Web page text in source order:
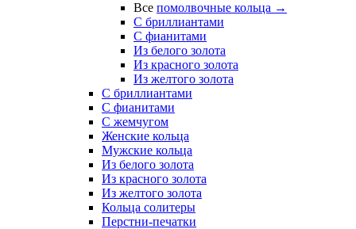
Все помолвочные кольца →
С бриллиантами
С фианитами
Из белого золота
Из красного золота
Из желтого золота
С бриллиантами
С фианитами
С жемчугом
Женские кольца
Мужские кольца
Из белого золота
Из красного золота
Из желтого золота
Кольца солитеры
Перстни-печатки